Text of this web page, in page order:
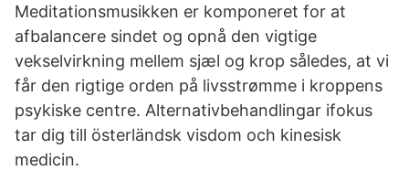
Meditationsmusikken er komponeret for at
afbalancere sindet og opnå den vigtige
vekselvirkning mellem sjæl og krop således, at vi
får den rigtige orden på livsstrømme i kroppens
psykiske centre. Alternativbehandlingar ifokus
tar dig till österländsk visdom och kinesisk
medicin.